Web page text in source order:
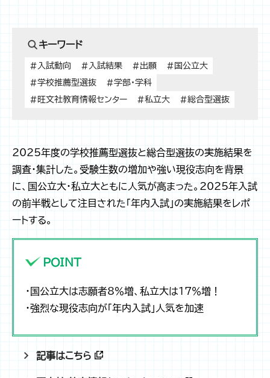
キーワード
#入試動向 #入試結果 #出願
#国公立大
#学校推薦型選抜
#学部・学科
#旺文社教育情報センター
#私立大 #総合型選抜
2025年度の学校推薦型選抜と総合型選抜の実施結果を
調査・集計した。受験生数の増加や強い現役志向を背景
に、国公立大・私立大ともに人気が高まった。2025年入試
の前半戦として注目された「年内入試」の実施結果をレポ
ートする。
POINT
・国公立大は志願者8％増、私立大は17％増！
・強烈な現役志向が「年内入試」人気を加速
記事はこちら